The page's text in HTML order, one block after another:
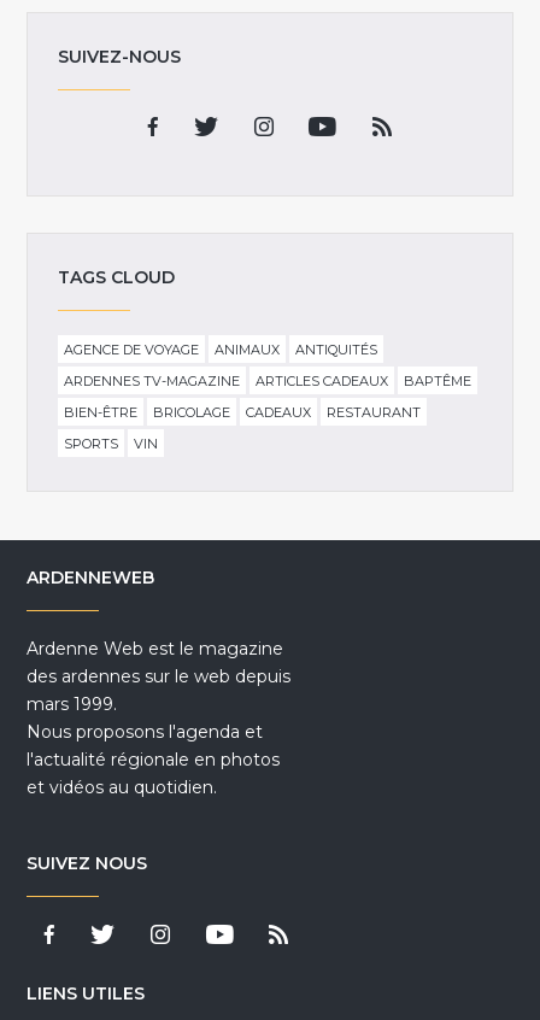
SUIVEZ-NOUS
TAGS CLOUD
AGENCE DE VOYAGE ANIMAUX
ANTIQUITÉS
ARDENNES TV-MAGAZINE
ARTICLES CADEAUX
BAPTÊME
BIEN-ÊTRE
BRICOLAGE CADEAUX
RESTAURANT
SPORTS
VIN
ARDENNEWEB
Ardenne Web est le magazine
des ardennes sur le web depuis
mars 1999.
Nous proposons l'agenda et
l'actualité régionale en photos
et vidéos au quotidien.
SUIVEZ NOUS
LIENS UTILES